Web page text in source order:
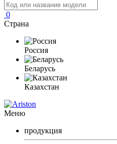
0
Страна
Россия
Беларусь
Казахстан
Меню
продукция